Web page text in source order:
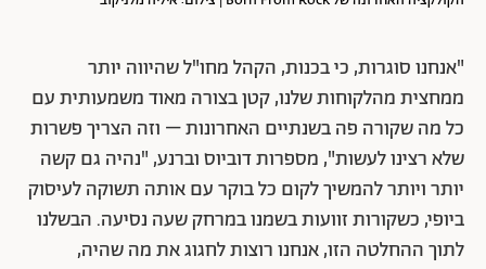
"אנחנו סוגרות, כי בכנות, הקהל מחו"ל שהיווה יותר
ממחצית מהלקוחות שלנו, קטן בצורה מאוד משמעותית עם
כל מה שקורה פה בשנתיים האחרונות – וזה הצריך פשרות
שלא רצינו לעשות", מספרות דוביוס וברנע, "נהיה גם קשה
יותר ויותר להמשיך לקום כל בוקר עם אותה תשוקה לעיסוק
ביופי, כשקורות זוועות בשמנו במרחק שעה נסיעה. הבשלנו
לתוך ההחלטה הזו, אנחנו רוצות לחגוג את מה שהיה,